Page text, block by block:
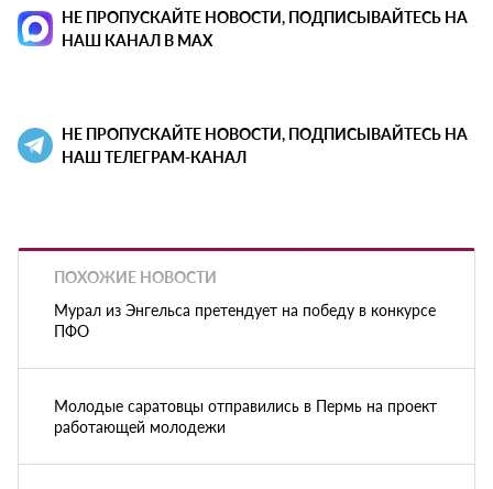
НЕ ПРОПУСКАЙТЕ НОВОСТИ, ПОДПИСЫВАЙТЕСЬ НА
НАШ КАНАЛ В MAX
НЕ ПРОПУСКАЙТЕ НОВОСТИ, ПОДПИСЫВАЙТЕСЬ НА
НАШ ТЕЛЕГРАМ-КАНАЛ
ПОХОЖИЕ НОВОСТИ
Мурал из Энгельса претендует на победу в конкурсе
ПФО
Молодые саратовцы отправились в Пермь на проект
работающей молодежи